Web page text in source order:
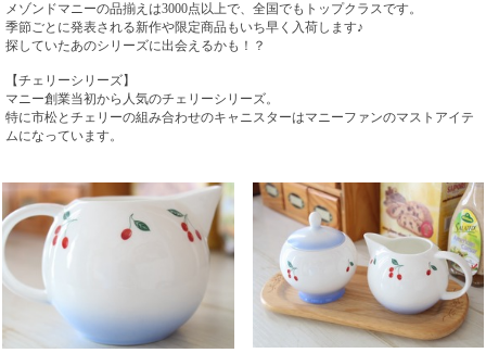
メゾンドマニーの品揃えは3000点以上で、全国でもトップクラスです。
季節ごとに発表される新作や限定商品もいち早く入荷します♪
探していたあのシリーズに出会えるかも！？
【チェリーシリーズ】
マニー創業当初から人気のチェリーシリーズ。
特に市松とチェリーの組み合わせのキャニスターはマニーファンのマストアイテ
ムになっています。